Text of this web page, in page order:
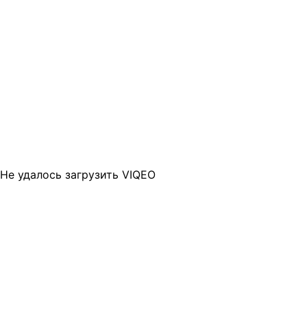
Не удалось загрузить VIQEO